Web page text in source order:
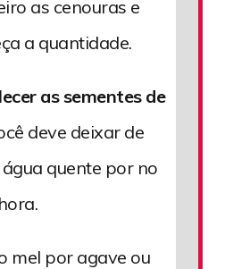
as cenouras e
a quantidade.
as sementes de
deve deixar de
quente por no
mel por agave ou